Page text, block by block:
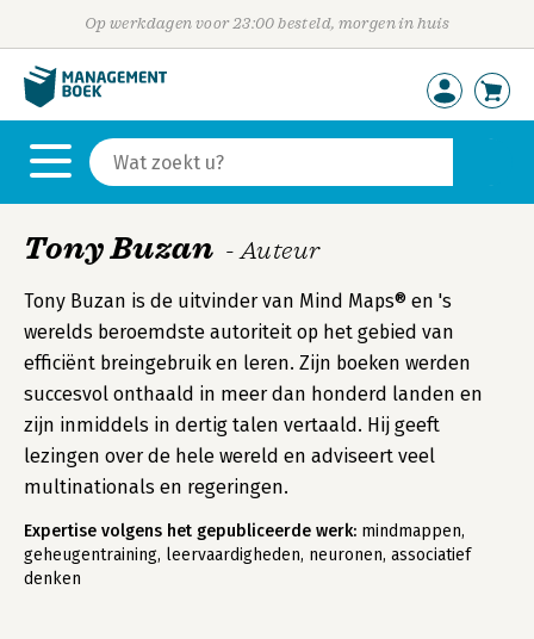
Op werkdagen voor 23:00 besteld, morgen in huis
Tony Buzan - Auteur
Tony Buzan is de uitvinder van Mind Maps® en 's
werelds beroemdste autoriteit op het gebied van
efficiënt breingebruik en leren. Zijn boeken werden
succesvol onthaald in meer dan honderd landen en
zijn inmiddels in dertig talen vertaald. Hij geeft
lezingen over de hele wereld en adviseert veel
multinationals en regeringen.
Expertise volgens het gepubliceerde werk: mindmappen,
geheugentraining, leervaardigheden, neuronen, associatief
denken